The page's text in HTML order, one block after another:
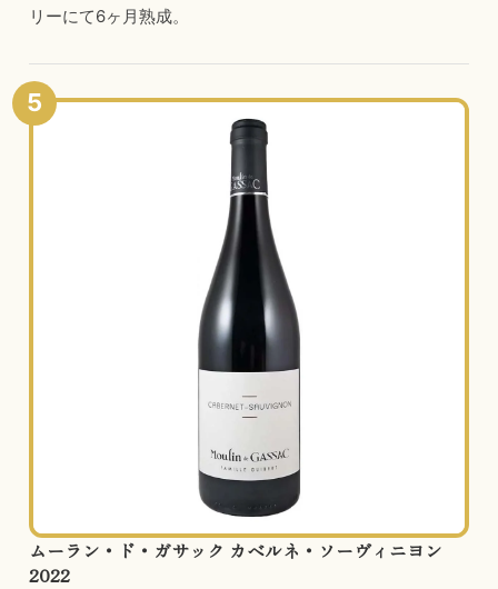
リーにて6ヶ月熟成。
ムーラン・ド・ガサック カベルネ・ソーヴィニヨン
2022